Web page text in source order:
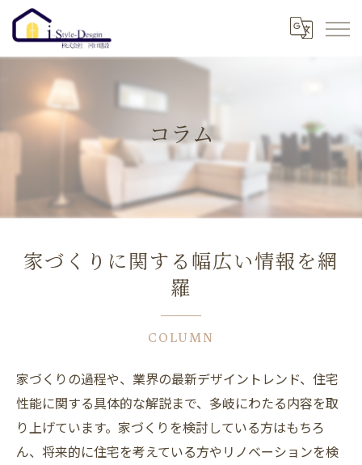
コラム
家づくりに関する幅広い情報を網
羅
COLUMN
家づくりの過程や、業界の最新デザイントレンド、住宅
性能に関する具体的な解説まで、多岐にわたる内容を取
り上げています。家づくりを検討している方はもちろ
ん、将来的に住宅を考えている方やリノベーションを検